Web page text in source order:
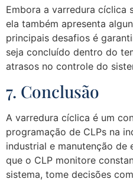
Embora a varredura cíclica
ela também apresenta
principais desafios é
seja concluído dentro do
atrasos no controle do
7. Conclusão
A varredura cíclica é um
programação de CLPs na
industrial e manutenção de
que o CLP monitore
sistema, tome decisões